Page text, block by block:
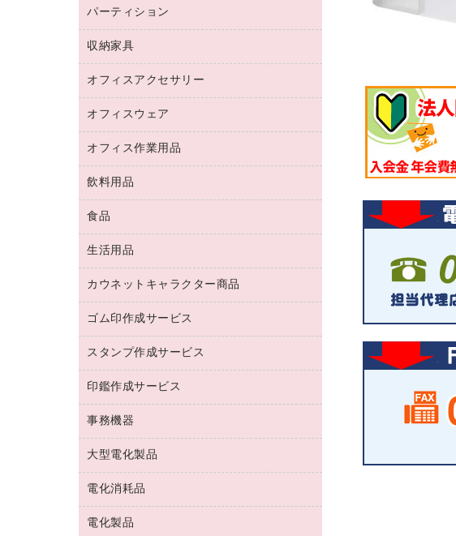
コピー用紙
ネットワーク／ＬＡＮアクセサリー
セキュリティ用品
ＵＳＢハブ／ＵＳＢアクセサリー
ＯＡフィルター
ＯＡクリーナー／エアダスター
ＨＤＤ／ＳＳＤ
ディスプレイモニター
デジタルカメラ
スキャナー
コピー機
メディア収納用品
オフィスチェア
ミーティングテーブル
デスク
カウンター
パーティション
ホワイトボード・黒板
収納家具
保管庫・書庫
ロッカー・下駄箱
その他収納
オフィスアクセサリー
オフィスアクセサリー
オフィスウェア
医療・介護・ワーキングウェア
ブラウス・シャツ
アウター
オフィス作業用品
養生用品
防災用備蓄食品・飲料
台車・脚立
倉庫収納用品
作業用雑貨
梱包用品
梱包用テープ
園芸用品
ペット用品
飲料用品
緑茶飲料
茶葉・インスタント
紅茶・バラエティ飲料
レギュラーコーヒー
ミルク・シュガー
ソフトドリンク
コーヒーメーカー・備品
インスタントコーヒー
食品
食品
生活用品
浴室用品
台所用洗剤
掃除用品
掃除用洗剤
洗濯用品
消臭・芳香剤
殺虫剤
飲食用消耗品
カウネットキャラクター商品
カウネットキャラクター商品
ゴム印作成サービス
ゴム印作成サービス
ゴム印（一行印）作成サービス
ゴム印（フリーサイズ印）作成サービス
スタンプ作成サービス
シヤチハタスタンプ作成サービス
カウネットスタンプ作成サービス
印鑑作成サービス
印鑑作成サービス
事務機器
大型シュレッダー（共配）
レーザーポインター
ラミネートフィルム
ラミネータ
大型電化製品
冷蔵庫・キッチン・調理家電
テレビ・ＡＶ機器
電化消耗品
電球・蛍光灯
電化製品